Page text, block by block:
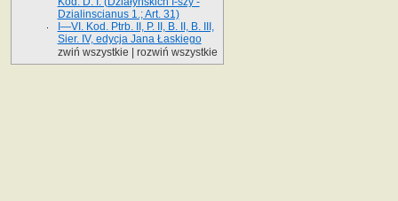
Dzialinscianus 1.; Art. 31)
I—VI. Kod. Ptrb. II, P. II, B. II, B. III,
Sier. IV, edycja Jana Łaskiego
zwiń wszystkie
rozwiń wszystkie